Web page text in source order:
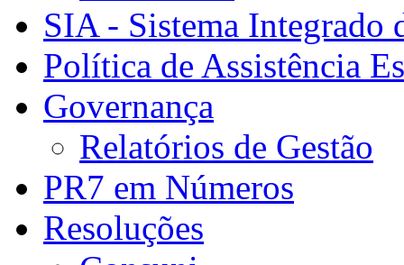
SIA - Sistema Integrado
Política de Assistência
Governança
Relatórios de Gestão
PR7 em Números
Resoluções